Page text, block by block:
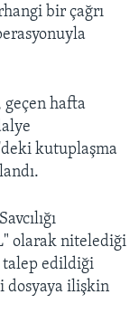
bir çağrı
geçen hafta
kutuplaşma
olarak nitelediği
talep edildiği
dosyaya ilişkin